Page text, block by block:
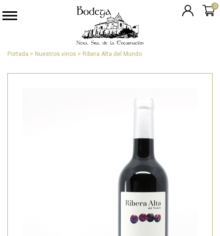
0
Portada > Nuestros vinos > Ribera Alta del Mundo